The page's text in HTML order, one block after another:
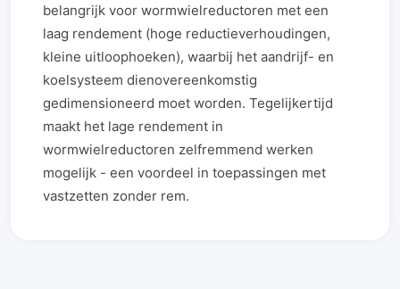
belangrijk voor wormwielreductoren met een
laag rendement (hoge reductieverhoudingen,
kleine uitloophoeken), waarbij het aandrijf- en
koelsysteem dienovereenkomstig
gedimensioneerd moet worden. Tegelijkertijd
maakt het lage rendement in
wormwielreductoren zelfremmend werken
mogelijk - een voordeel in toepassingen met
vastzetten zonder rem.